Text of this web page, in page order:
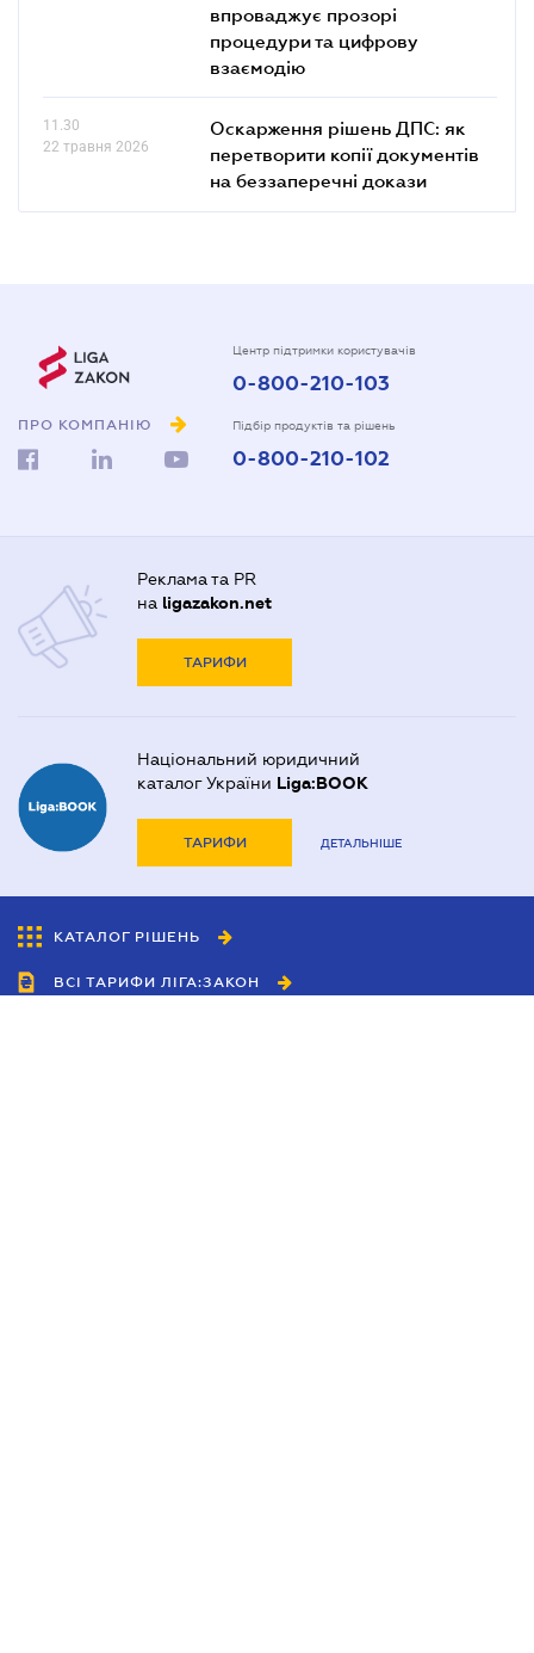
впроваджує прозорі
процедури та цифрову
взаємодію
11.30
22 травня 2026
Оскарження рішень ДПС: як
перетворити копії документів
на беззаперечні докази
ПРО КОМПАНІЮ
Центр підтримки користувачів
0-800-210-103
Підбір продуктів та рішень
0-800-210-102
Реклама та PR
на ligazakon.net
ТАРИФИ
Національний юридичний
каталог України Liga:BOOK
ТАРИФИ ДЕТАЛЬНІШЕ
КАТАЛОГ РІШЕНЬ
ВСІ ТАРИФИ ЛІГА:ЗАКОН